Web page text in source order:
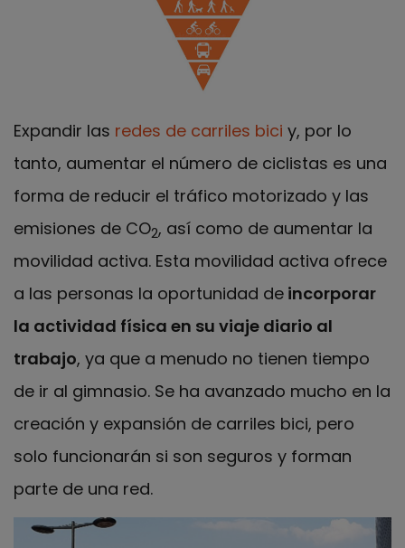
Expandir las redes de carriles bici y, por lo
tanto, aumentar el número de ciclistas es una
forma de reducir el tráfico motorizado y las
emisiones de CO2, así como de aumentar la
movilidad activa. Esta movilidad activa ofrece
a las personas la oportunidad de incorporar
la actividad física en su viaje diario al
trabajo, ya que a menudo no tienen tiempo
de ir al gimnasio. Se ha avanzado mucho en la
creación y expansión de carriles bici, pero
solo funcionarán si son seguros y forman
parte de una red.